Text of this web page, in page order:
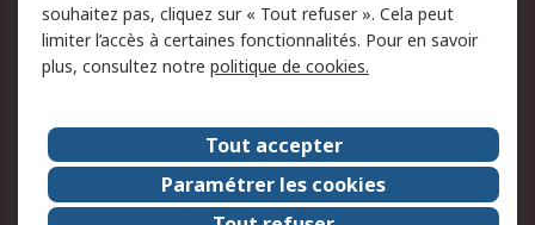
Politique de protection
des données - Mise à
jour
Conditions générales
de vente
A propos de RS
Le groupe RS Group
A propos de RS
RS dans le monde
Travaillez chez RS
souhaitez pas, cliquez sur « Tout refuser ». Cela peut
limiter l’accès à certaines fonctionnalités. Pour en savoir
plus, consultez notre politique de cookies.
Tout accepter
Paramétrer les cookies